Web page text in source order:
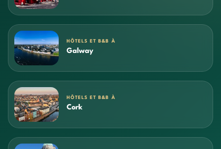
HÔTELS ET B&B À
Galway
HÔTELS ET B&B À
Cork